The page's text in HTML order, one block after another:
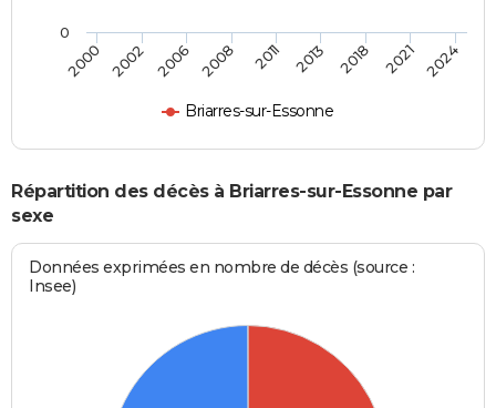
Briarres-sur-Essonne
2000 2002 2006 2008 2011 2013 2018 2021 2024
0
Répartition des décès à Briarres-sur-Essonne par
sexe
Données exprimées en nombre de décès (source :
Insee)